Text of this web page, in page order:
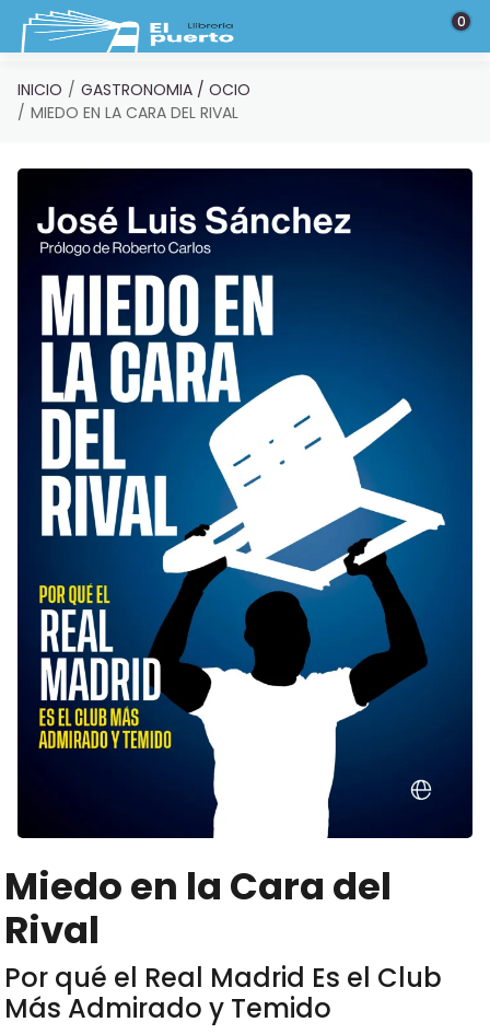
Saltar al contenido principal 0
INICIO
GASTRONOMIA / OCIO
MIEDO EN LA CARA DEL RIVAL
Miedo en la Cara del
Rival
Por qué el Real Madrid Es el Club
Más Admirado y Temido